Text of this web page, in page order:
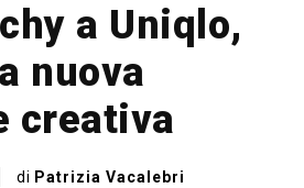
a Uniqlo,
nuova
creativa
di Patrizia Vacalebri